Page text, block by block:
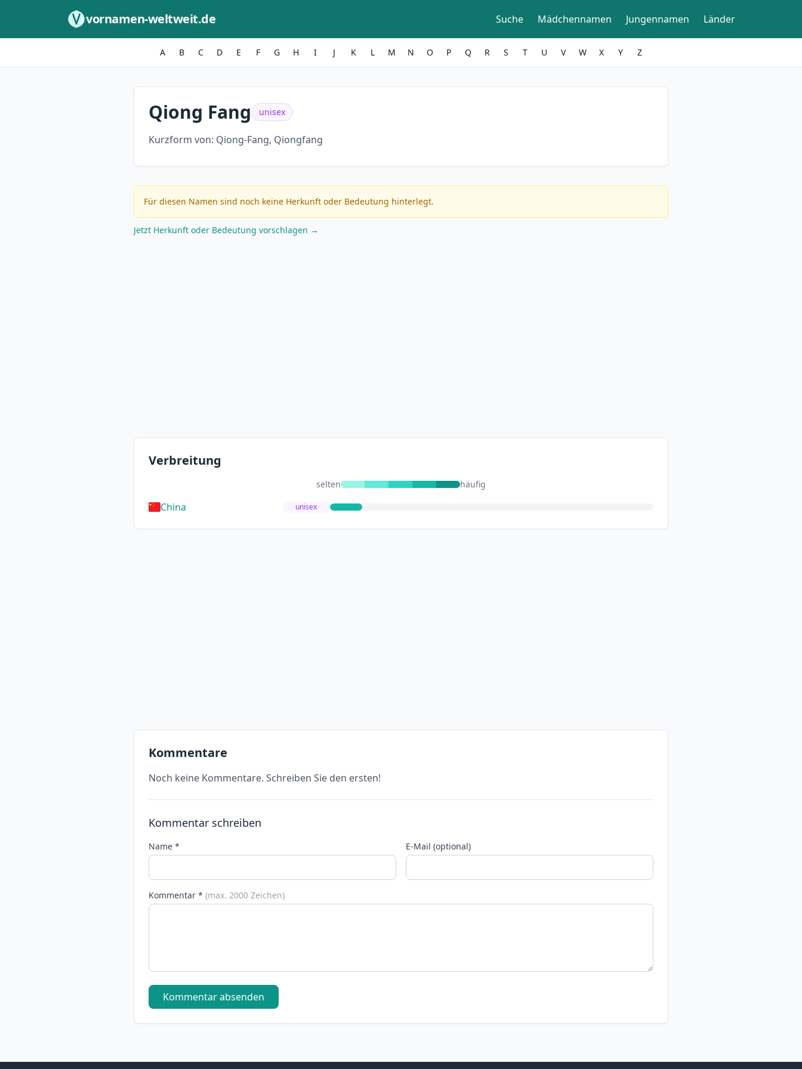
vornamen-weltweit.de Suche Mädchennamen Jungennamen Länder
A B C D E F G H I J K L M N O P Q R S T U V W X Y Z
Qiong Fang unisex
Kurzform von: Qiong-Fang, Qiongfang
Für diesen Namen sind noch keine Herkunft oder Bedeutung hinterlegt.
Jetzt Herkunft oder Bedeutung vorschlagen →
Verbreitung
selten häufig
China unisex
Kommentare
Noch keine Kommentare. Schreiben Sie den ersten!
Kommentar schreiben
Name * E-Mail (optional)
Kommentar * (max. 2000 Zeichen)
Kommentar absenden